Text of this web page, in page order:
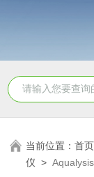
当前位置：首页
仪 >